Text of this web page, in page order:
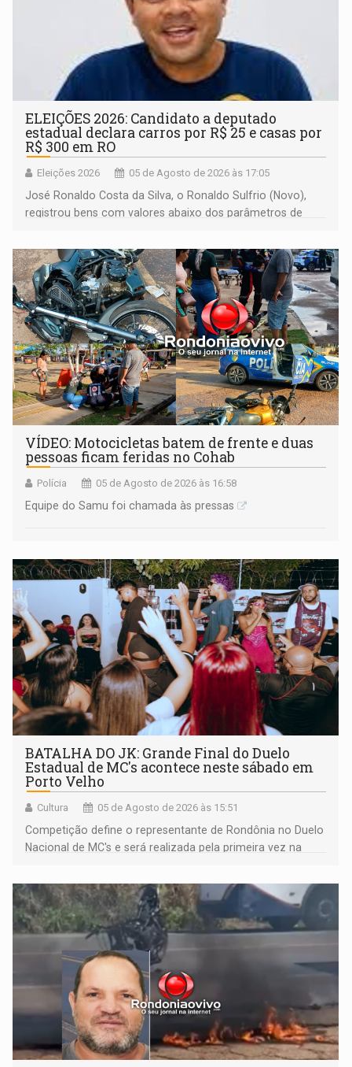
ELEIÇÕES 2026: Candidato a deputado
estadual declara carros por R$ 25 e casas por
R$ 300 em RO
Eleições 2026 05 de Agosto de 2026 às 17:05
José Ronaldo Costa da Silva, o Ronaldo Sulfrio (Novo),
registrou bens com valores abaixo dos parâmetros de
milhões
VÍDEO: Motocicletas batem de frente e duas
pessoas ficam feridas no Cohab
Polícia 05 de Agosto de 2026 às 16:58
Equipe do Samu foi chamada às pressas
BATALHA DO JK: Grande Final do Duelo
Estadual de MC's acontece neste sábado em
Porto Velho
Cultura 05 de Agosto de 2026 às 15:51
Competição define o representante de Rondônia no Duelo
Nacional de MC's e será realizada pela primeira vez na